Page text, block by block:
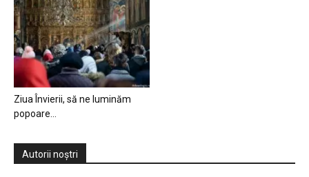
Ziua Învierii, să ne luminăm
popoare…
Autorii noștri